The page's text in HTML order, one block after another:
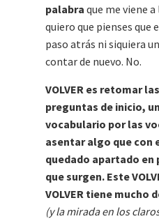
palabra que me viene a
quiero que pienses que
paso atrás ni siquiera
contar de nuevo. No.
VOLVER es retomar
preguntas de inicio,
vocabulario por las
asentar algo que con
quedado apartado en
que surgen. Este
VOLVER tiene mucho
(y la mirada en los